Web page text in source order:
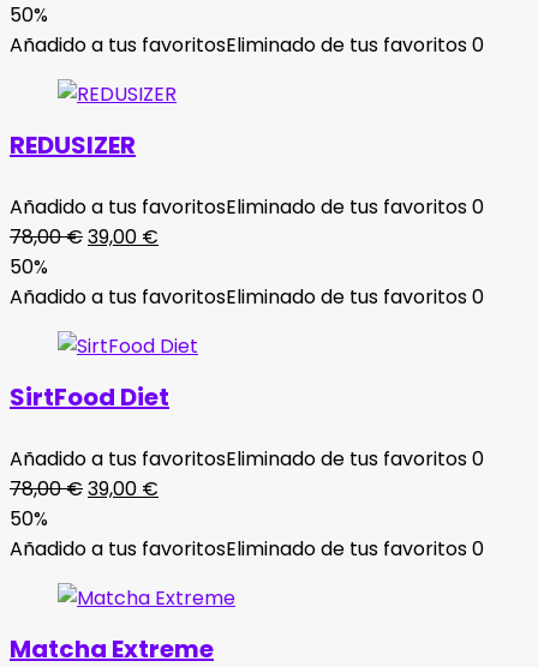
original
78,00 €.
actual
39,00 €.
50%
Añadido a tus favoritosEliminado de tus favoritos0
REDUSIZER
Añadido a tus favoritosEliminado de tus favoritos0
78,00€El
original
78,00 €.
39,00 €
actual
39,00 €.
50%
Añadido a tus favoritosEliminado de tus favoritos0
SirtFood Diet
Añadido a tus favoritosEliminado de tus favoritos0
78,00€El
original
78,00 €.
39,00 €
actual
39,00 €.
50%
Añadido a tus favoritosEliminado de tus favoritos0
Matcha Extreme